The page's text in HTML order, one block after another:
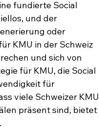
fundierte Social
und der
oder
KMU in der Schweiz
und sich von
für KMU, die Social
für
viele Schweizer KMU
präsent sind, bietet